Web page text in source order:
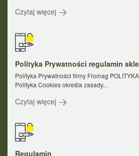
Czytaj więcej
Polityka Prywatności regulamin
Polityka Prywatności firmy Fromag
Polityka Cookies określa zasady...
Czytaj więcej
Regulamin